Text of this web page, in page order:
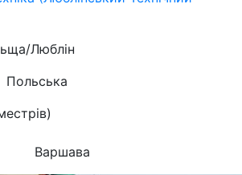
Люблін
Польська
Варшава